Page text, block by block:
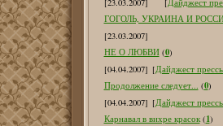
[23.03.2007]
[Дайджест
ГОГОЛЬ, УКРАИНА И
[23.03.2007]
НЕ О ЛЮБВИ (0)
[04.04.2007] [Дайджест
Продолжение следует... (0)
[04.04.2007] [Дайджест
Карнавал в вихре красок (1)